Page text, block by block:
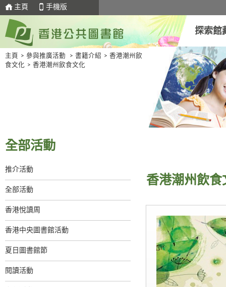
主頁 手機版
探索館
主頁 > 參與推廣活動 > 書籍介紹 > 香港潮州飲
食文化 > 香港潮州飲食文化
全部活動
推介活動
全部活動
香港悅讀周
香港中央圖書館活動
夏日圖書館節
閱讀活動
香港潮州飲食